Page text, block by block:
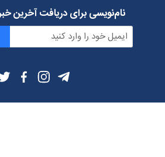
نام‌نویسی برای دریافت آخرین